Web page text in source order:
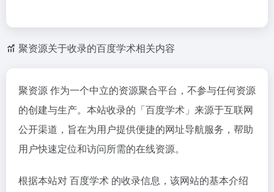
聚资源关于收录的百度学术相关内容
聚资源 作为一个中立的资源聚合平台，不参与任何资源
的创建与生产。本站收录的「百度学术」来源于互联网
公开渠道，旨在为用户提供便捷的网址导航服务，帮助
用户快速定位和访问所需的在线资源。
根据本站对 百度学术 的收录信息，该网站的基本介绍